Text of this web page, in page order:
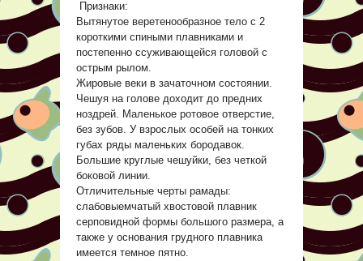
Признаки:
Вытянутое веретенообразное тело с 2
короткими спиными плавниками и
постепенно ссуживающейся головой с
острым рылом.
Жировые веки в зачаточном состоянии.
Чешуя на голове доходит до предних
ноздрей. Маленькое ротовое отверстие,
без зубов. У взрослых особей на тонких
губах ряды маленьких бородавок.
Большие круглые чешуйки, без четкой
боковой линии.
Отличительные черты рамады:
слабовыемчатый хвостовой плавник
серповидной формы большого размера, а
также у основания грудного плавника
имеется темное пятно.